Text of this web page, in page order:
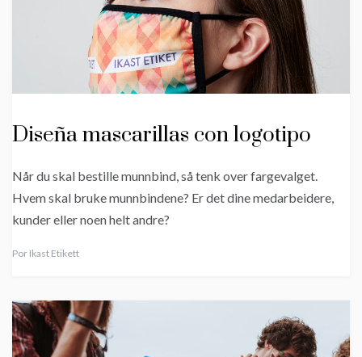
Diseña mascarillas con logotipo
Når du skal bestille munnbind, så tenk over fargevalget.
Hvem skal bruke munnbindene? Er det dine medarbeidere,
kunder eller noen helt andre?
Por Ikast Etikett